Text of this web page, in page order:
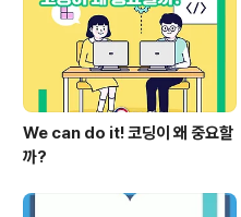
We can do it! 코딩이 왜 중요할
까?